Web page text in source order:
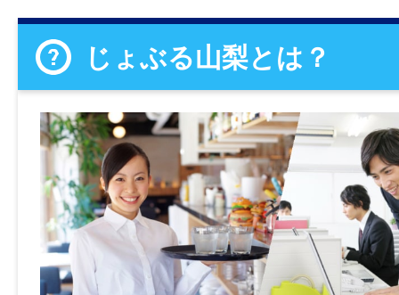
じょぶる山梨とは？